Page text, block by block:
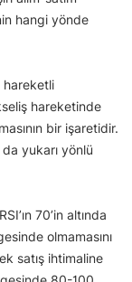
hangi yönde
hareketli
hareketinde
bir işaretidir.
da yukarı yönlü
70’in altında
olmamasını
satış ihtimaline